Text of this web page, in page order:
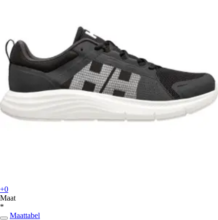
+0
Maat
*
Maattabel